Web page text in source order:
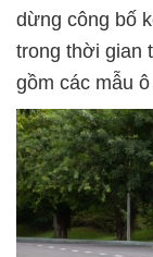
dừng công bố
trong thời gian
gồm các mẫu